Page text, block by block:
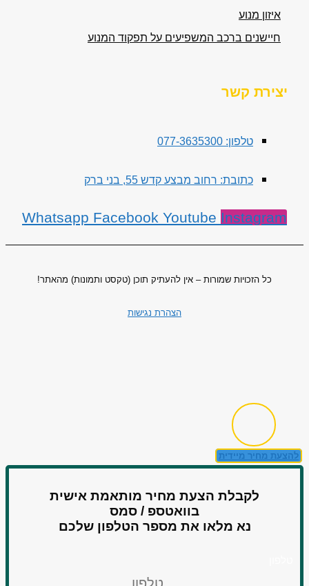
איזון מנוע
חיישנים ברכב המשפיעים על תפקוד המנוע
יצירת קשר
טלפון: 077-3635300
כתובת: רחוב מבצע קדש 55, בני ברק
Whatsapp Facebook Youtube Instagram
כל הזכויות שמורות – אין להעתיק תוכן (טקסט ותמונות) מהאתר!
הצהרת נגישות
להצעת מחיר מיידית
לקבלת הצעת מחיר מותאמת אישית
בוואטספ / סמס
נא מלאו את מספר הטלפון שלכם